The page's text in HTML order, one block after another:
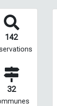
142
32